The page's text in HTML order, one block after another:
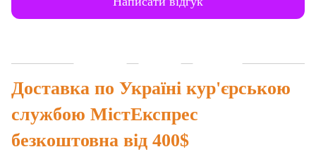
Доставка по Україні кур'єрською
службою МістЕкспрес
безкоштовна від 400$